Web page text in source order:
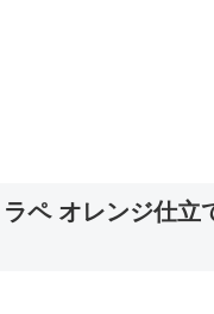
ペ オレンジ仕立